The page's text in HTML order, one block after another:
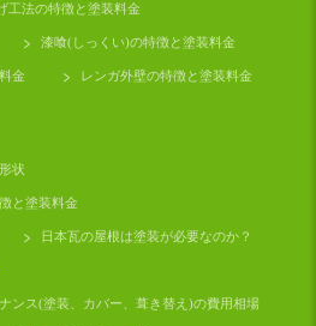
工法の特徴と塗装料金
漆喰(しっくい)の特徴と塗装料金
金 レンガ外壁の特徴と塗装料金
状
と塗装料金
日本瓦の屋根は塗装が必要なのか？
ンス(塗装、カバー、葺き替え)の費用相場